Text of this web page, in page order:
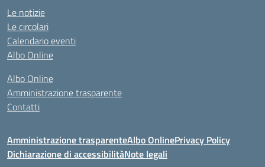
Le notizie
Le circolari
Calendario eventi
Albo Online
Albo Online
Amministrazione trasparente
Contatti
Amministrazione trasparenteAlbo OnlinePrivacy Policy
Dichiarazione di accessibilitàNote legali